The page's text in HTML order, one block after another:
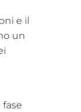
e il
un